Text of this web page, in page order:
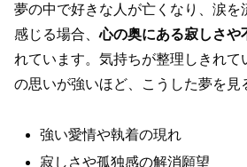
夢の中で好きな人が亡くなり、涙を
感じる場合、心の奥にある寂しさや
れています。気持ちが整理しきれて
の思いが強いほど、こうした夢を見
強い愛情や執着の現れ
寂しさや孤独感の解消願望